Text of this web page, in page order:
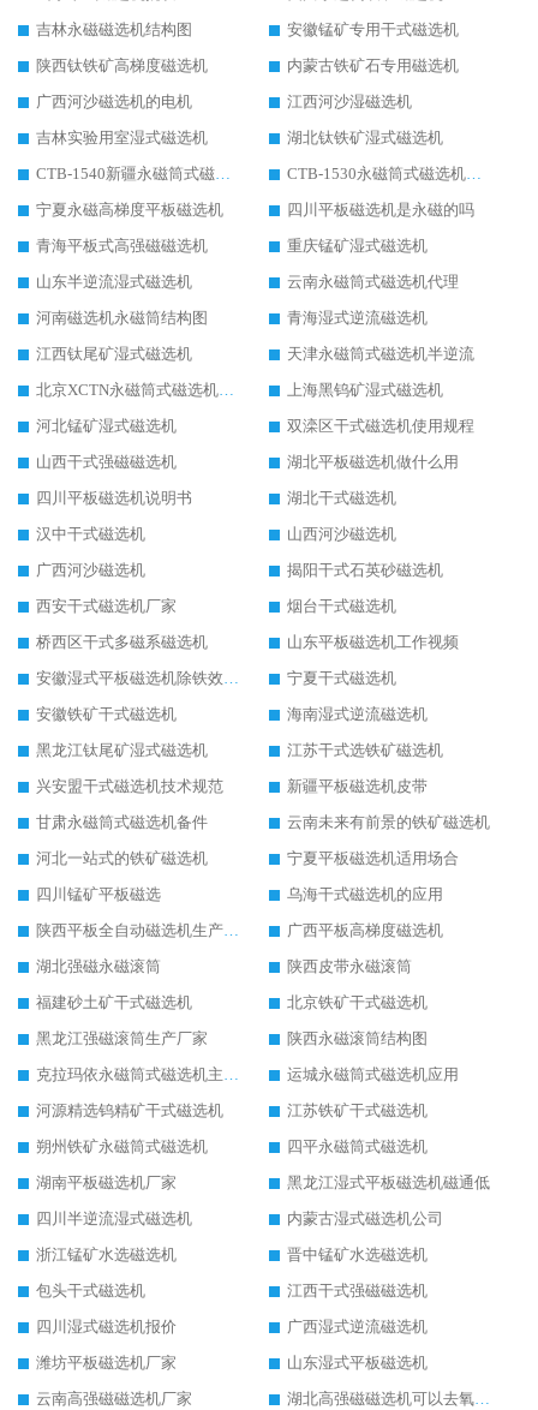
吉林永磁磁选机结构图
安徽锰矿专用干式磁选机
陕西钛铁矿高梯度磁选机
内蒙古铁矿石专用磁选机
广西河沙磁选机的电机
江西河沙湿磁选机
吉林实验用室湿式磁选机
湖北钛铁矿湿式磁选机
CTB-1540新疆永磁筒式磁选机
CTB-1530永磁筒式磁选机代理商
宁夏永磁高梯度平板磁选机
四川平板磁选机是永磁的吗
青海平板式高强磁磁选机
重庆锰矿湿式磁选机
山东半逆流湿式磁选机
云南永磁筒式磁选机代理
河南磁选机永磁筒结构图
青海湿式逆流磁选机
江西钛尾矿湿式磁选机
天津永磁筒式磁选机半逆流
北京XCTN永磁筒式磁选机磁块位置
上海黑钨矿湿式磁选机
河北锰矿湿式磁选机
双滦区干式磁选机使用规程
山西干式强磁磁选机
湖北平板磁选机做什么用
四川平板磁选机说明书
湖北干式磁选机
汉中干式磁选机
山西河沙磁选机
广西河沙磁选机
揭阳干式石英砂磁选机
西安干式磁选机厂家
烟台干式磁选机
桥西区干式多磁系磁选机
山东平板磁选机工作视频
安徽湿式平板磁选机除铁效果怎么样
宁夏干式磁选机
安徽铁矿干式磁选机
海南湿式逆流磁选机
黑龙江钛尾矿湿式磁选机
江苏干式选铁矿磁选机
兴安盟干式磁选机技术规范
新疆平板磁选机皮带
甘肃永磁筒式磁选机备件
云南未来有前景的铁矿磁选机
河北一站式的铁矿磁选机
宁夏平板磁选机适用场合
四川锰矿平板磁选
乌海干式磁选机的应用
陕西平板全自动磁选机生产厂家
广西平板高梯度磁选机
湖北强磁永磁滚筒
陕西皮带永磁滚筒
福建砂土矿干式磁选机
北京铁矿干式磁选机
黑龙江强磁滚筒生产厂家
陕西永磁滚筒结构图
克拉玛依永磁筒式磁选机主要技术参数
运城永磁筒式磁选机应用
河源精选钨精矿干式磁选机
江苏铁矿干式磁选机
朔州铁矿永磁筒式磁选机
四平永磁筒式磁选机
湖南平板磁选机厂家
黑龙江湿式平板磁选机磁通低
四川半逆流湿式磁选机
内蒙古湿式磁选机公司
浙江锰矿水选磁选机
晋中锰矿水选磁选机
包头干式磁选机
江西干式强磁磁选机
四川湿式磁选机报价
广西湿式逆流磁选机
潍坊平板磁选机厂家
山东湿式平板磁选机
云南高强磁磁选机厂家
湖北高强磁磁选机可以去氧化铝